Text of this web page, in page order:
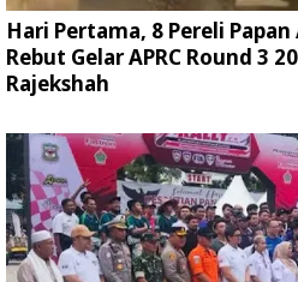
Hari Pertama, 8 Pereli
Rebut Gelar APRC Round 3
Rajekshah